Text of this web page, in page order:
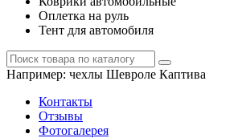
Оплетка на руль
Тент для автомобиля
Например: чехлы Шевроле Каптива
Контакты
Отзывы
Фотогалерея